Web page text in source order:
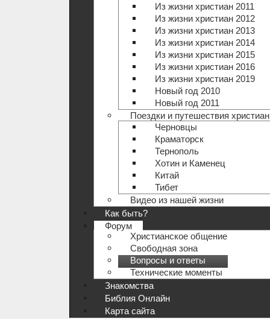
Из жизни христиан 2011
Из жизни христиан 2012
Из жизни христиан 2013
Из жизни христиан 2014
Из жизни христиан 2015
Из жизни христиан 2016
Из жизни христиан 2019
Новый год 2010
Новый год 2011
Поездки и путешествия христиан
Черновцы
Краматорск
Тернополь
Хотин и Каменец
Китай
Тибет
Видео из нашей жизни
Как быть?
Форум
Христианское общение
Свободная зона
Вопросы и ответы
Технические моменты
Знакомства
Библия Онлайн
Карта сайта